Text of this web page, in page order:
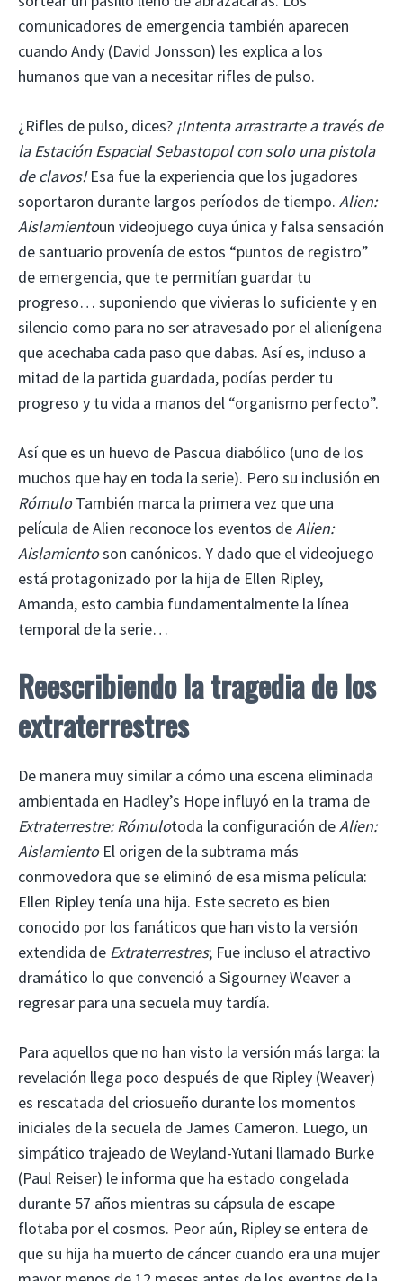
comunicadores de emergencia también aparecen
cuando Andy (David Jonsson) les explica a los
humanos que van a necesitar rifles de pulso.
¿Rifles de pulso, dices? ¡Intenta arrastrarte a través de
la Estación Espacial Sebastopol con solo una pistola
de clavos!Esa fue la experiencia que los jugadores
soportaron durante largos períodos de tiempo. Alien:
Aislamientoun videojuego cuya única y falsa sensación
de santuario provenía de estos “puntos de registro”
de emergencia, que te permitían guardar tu
progreso… suponiendo que vivieras lo suficiente y en
silencio como para no ser atravesado por el alienígena
que acechaba cada paso que dabas. Así es, incluso a
mitad de la partida guardada, podías perder tu
progreso y tu vida a manos del “organismo perfecto”.
Así que es un huevo de Pascua diabólico (uno de los
muchos que hay en toda la serie). Pero su inclusión en
RómuloTambién marca la primera vez que una
película de Alien reconoce los eventos deAlien:
Aislamientoson canónicos. Y dado que el videojuego
está protagonizado por la hija de Ellen Ripley,
Amanda, esto cambia fundamentalmente la línea
temporal de la serie…
Reescribiendo la tragedia de los
extraterrestres
De manera muy similar a cómo una escena eliminada
ambientada en Hadley’s Hope influyó en la trama de
Extraterrestre: Rómulotoda la configuración deAlien:
Aislamiento El origen de la subtrama más
conmovedora que se eliminó de esa misma película:
Ellen Ripley tenía una hija. Este secreto es bien
conocido por los fanáticos que han visto la versión
extendida de Extraterrestres; Fue incluso el atractivo
dramático lo que convenció a Sigourney Weaver a
regresar para una secuela muy tardía.
Para aquellos que no han visto la versión más larga: la
revelación llega poco después de que Ripley (Weaver)
es rescatada del criosueño durante los momentos
iniciales de la secuela de James Cameron. Luego, un
simpático trajeado de Weyland-Yutani llamado Burke
(Paul Reiser) le informa que ha estado congelada
durante 57 años mientras su cápsula de escape
flotaba por el cosmos. Peor aún, Ripley se entera de
que su hija ha muerto de cáncer cuando era una mujer